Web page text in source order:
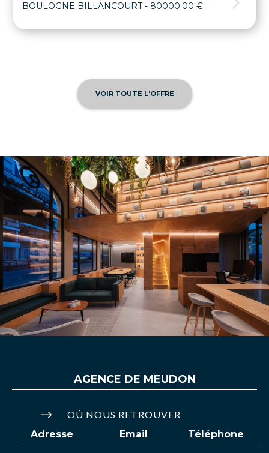
BOULOGNE BILLANCOURT- 80000.00 €
VOIR TOUTE L'OFFRE
AGENCE DE MEUDON
$
OÙ NOUS RETROUVER
Adresse
Email Téléphone